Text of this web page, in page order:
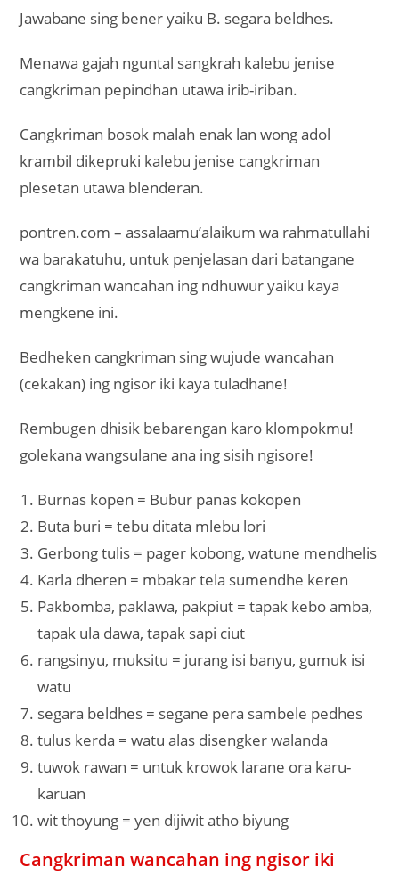
Jawabane sing bener yaiku B. segara beldhes.
Menawa gajah nguntal sangkrah kalebu jenise
cangkriman pepindhan utawa irib-iriban.
Cangkriman bosok malah enak lan wong adol
krambil dikepruki kalebu jenise cangkriman
plesetan utawa blenderan.
pontren.com – assalaamu’alaikum wa rahmatullahi
wa barakatuhu, untuk penjelasan dari batangane
cangkriman wancahan ing ndhuwur yaiku kaya
mengkene ini.
Bedheken cangkriman sing wujude wancahan
(cekakan) ing ngisor iki kaya tuladhane!
Rembugen dhisik bebarengan karo klompokmu!
golekana wangsulane ana ing sisih ngisore!
Burnas kopen = Bubur panas kokopen
Buta buri = tebu ditata mlebu lori
Gerbong tulis = pager kobong, watune mendhelis
Karla dheren = mbakar tela sumendhe keren
Pakbomba, paklawa, pakpiut = tapak kebo amba,
tapak ula dawa, tapak sapi ciut
rangsinyu, muksitu = jurang isi banyu, gumuk isi
watu
segara beldhes = segane pera sambele pedhes
tulus kerda = watu alas disengker walanda
tuwok rawan = untuk krowok larane ora karu-
karuan
wit thoyung = yen dijiwit atho biyung
Cangkriman wancahan ing ngisor iki